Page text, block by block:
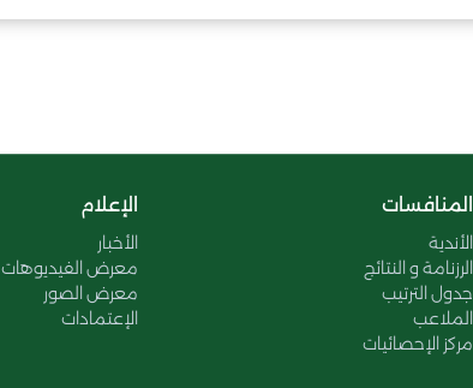
المنافسات
الأندية
الرزنامة و النتائج
جدول الترتيب
الملاعب
مركز الإحصائيات
الإعلام
الأخبار
معرض الفيديوهات
معرض الصور
الإعتمادات